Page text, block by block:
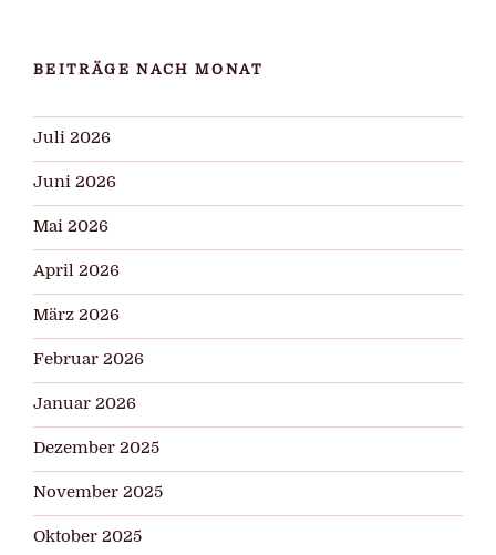
BEITRÄGE NACH MONAT
Juli 2026
Juni 2026
Mai 2026
April 2026
März 2026
Februar 2026
Januar 2026
Dezember 2025
November 2025
Oktober 2025